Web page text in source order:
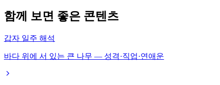
함께 보면 좋은 콘텐츠
갑자 일주 해석
바다 위에 서 있는 큰 나무 — 성격·직업·연애운